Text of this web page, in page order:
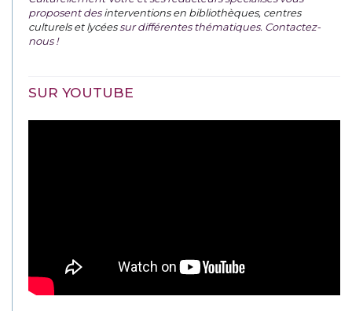
proposent desinterventions en bibliothèques, centres
culturels et lycéessur différentes thématiques. Contactez-
nous !
SUR YOUTUBE